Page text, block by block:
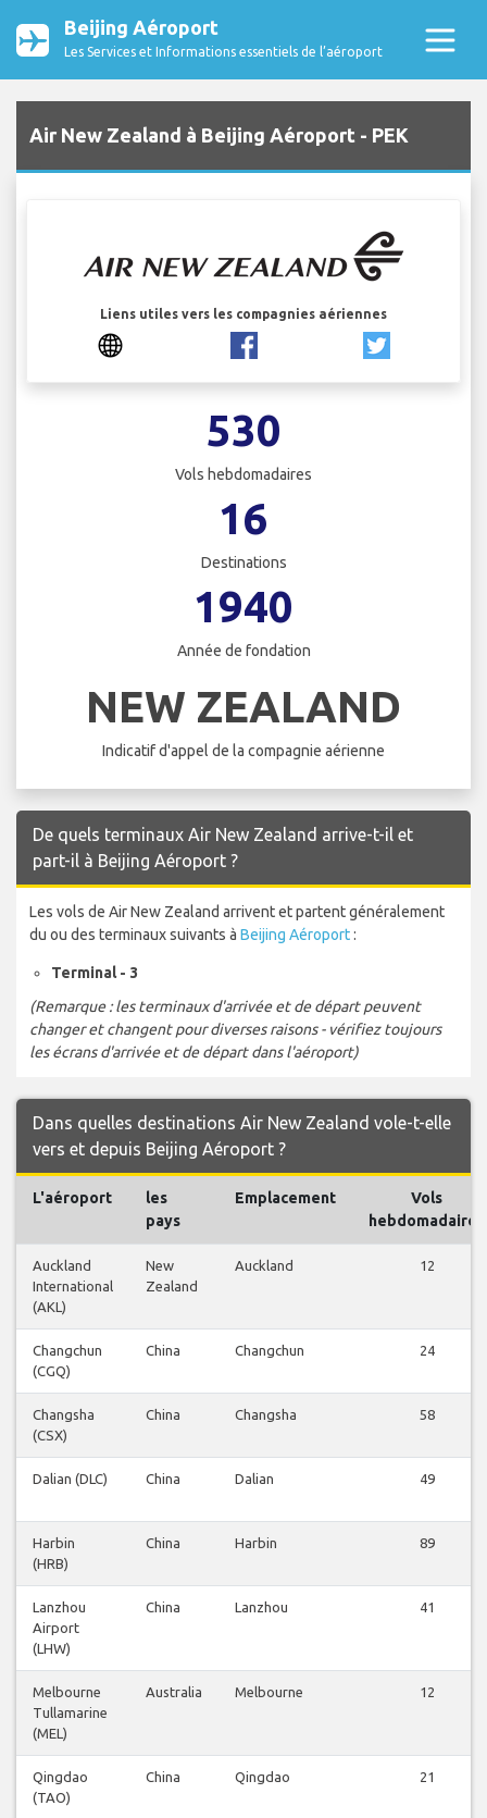
Beijing Aéroport
Les Services et Informations essentiels de l’aéroport
Air New Zealand à Beijing Aéroport - PEK
Liens utiles vers les compagnies aériennes
530
Vols hebdomadaires
16
Destinations
1940
Année de fondation
NEW ZEALAND
Indicatif d'appel de la compagnie aérienne
De quels terminaux Air New Zealand arrive-t-il et
part-il à Beijing Aéroport ?
Les vols de Air New Zealand arrivent et partent généralement
du ou des terminaux suivants à Beijing Aéroport:
Terminal - 3
(Remarque : les terminaux d'arrivée et de départ peuvent
changer et changent pour diverses raisons - vérifiez toujours
les écrans d'arrivée et de départ dans l'aéroport)
Dans quelles destinations Air New Zealand vole-t-elle
vers et depuis Beijing Aéroport ?
L'aéroport
les
pays
Emplacement
Vols
hebdomadaires
Auckland
International
(AKL)
New
Zealand
Auckland 12
Changchun
(CGQ)
China Changchun 24
Changsha
(CSX)
China Changsha 58
Dalian (DLC) China Dalian 49
Harbin
(HRB)
China Harbin 89
Lanzhou
Airport
(LHW)
China Lanzhou 41
Melbourne
Tullamarine
(MEL)
Australia Melbourne 12
Qingdao
(TAO)
China Qingdao 21